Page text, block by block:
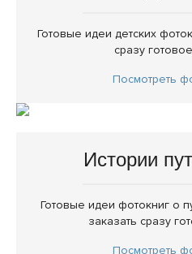
Готовые идеи детских
сразу
Посмотреть
Истории
Готовые идеи фотокниг о
заказать сразу
Посмотреть